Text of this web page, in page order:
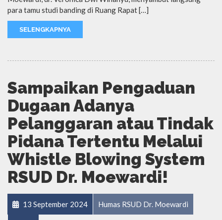
para tamu studi banding di Ruang Rapat […]
SELENGKAPNYA
Sampaikan Pengaduan
Dugaan Adanya
Pelanggaran atau Tindak
Pidana Tertentu Melalui
Whistle Blowing System
RSUD Dr. Moewardi!
13 September 2024 Humas RSUD Dr. Moewardi